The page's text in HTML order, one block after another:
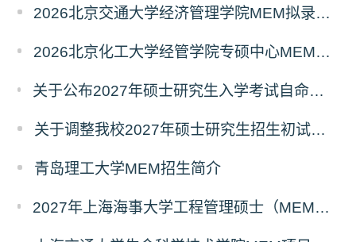
2026北京交通大学经济管理学院MEM拟录取分析解读
2026北京化工大学经管学院专硕中心MEM拟录取分析解读
关于公布2027年硕士研究生入学考试自命题考试科目考试大纲的通知
关于调整我校2027年硕士研究生招生初试科目的公告
青岛理工大学MEM招生简介
2027年上海海事大学工程管理硕士（MEM）宁波产教融合研究生培养项目